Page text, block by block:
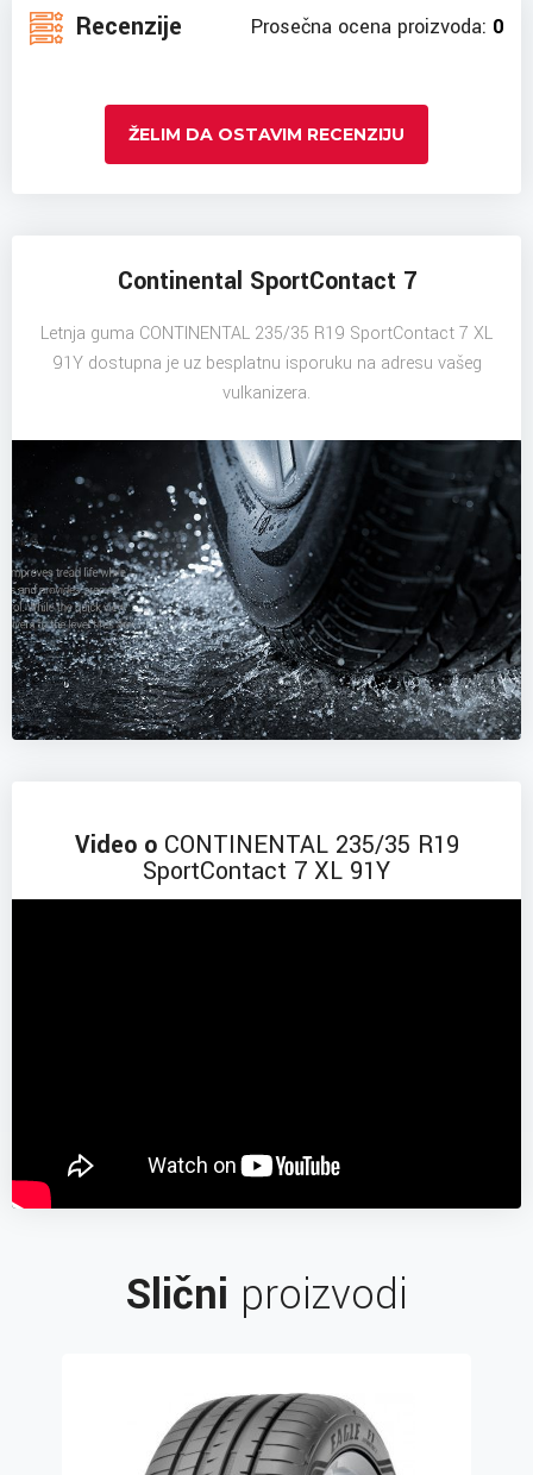
Recenzije Prosečna ocena proizvoda: 0
ŽELIM DA OSTAVIM RECENZIJU
Continental SportContact 7
Letnja guma CONTINENTAL 235/35 R19 SportContact 7 XL
91Y dostupna je uz besplatnu isporuku na adresu vašeg
vulkanizera.
Video o CONTINENTAL 235/35 R19
SportContact 7 XL 91Y
Slični proizvodi